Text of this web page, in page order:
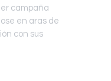
campaña
en aras de
con sus